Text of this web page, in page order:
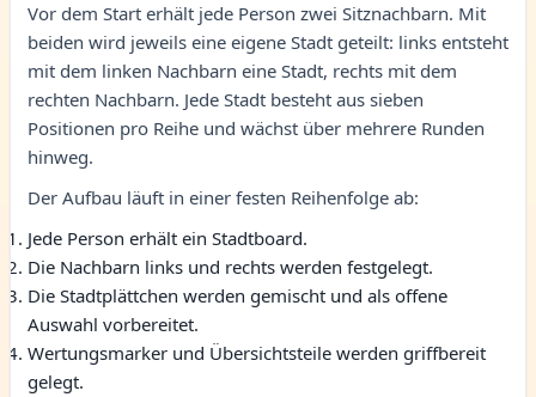
Vor dem Start erhält jede Person zwei Sitznachbarn. Mit
beiden wird jeweils eine eigene Stadt geteilt: links entsteht
mit dem linken Nachbarn eine Stadt, rechts mit dem
rechten Nachbarn. Jede Stadt besteht aus sieben
Positionen pro Reihe und wächst über mehrere Runden
hinweg.
Der Aufbau läuft in einer festen Reihenfolge ab:
Jede Person erhält ein Stadtboard.
Die Nachbarn links und rechts werden festgelegt.
Die Stadtplättchen werden gemischt und als offene
Auswahl vorbereitet.
Wertungsmarker und Übersichtsteile werden griffbereit
gelegt.